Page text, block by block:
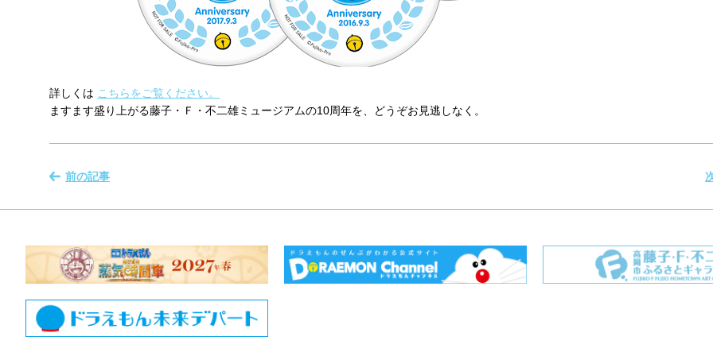
詳しくは こちらをご覧ください。
ますます盛り上がる藤子・Ｆ・不二雄ミュージアムの10周年を、どうぞお見逃しなく。
前の記事